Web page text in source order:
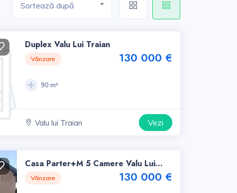
Sortează după
Duplex Valu Lui Traian
Vânzare 130 000 €
90 m²
Valu lui Traian Vezi
Casa Parter+m 5 Camere Valu Lui
Traian, Constanta, Zona F
Vânzare 130 000 €